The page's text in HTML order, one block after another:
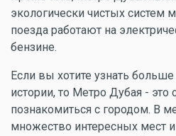
экологически чистых систем
поезда работают на
бензине.
Если вы хотите узнать
истории, то Метро Дубая - это
познакомиться с городом. В
множество интересных мест и